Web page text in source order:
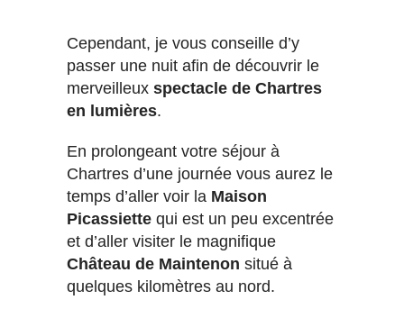
Cependant, je vous conseille d’y
passer une nuit afin de découvrir le
merveilleux spectacle de Chartres
en lumières.
En prolongeant votre séjour à
Chartres d’une journée vous aurez le
temps d’aller voir la Maison
Picassiette qui est un peu excentrée
et d’aller visiter le magnifique
Château de Maintenon situé à
quelques kilomètres au nord.